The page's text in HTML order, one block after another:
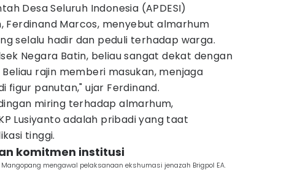
Desa Seluruh Indonesia (APDESI)
Ferdinand Marcos, menyebut almarhum
selalu hadir dan peduli terhadap warga.
Negara Batin, beliau sangat dekat dengan
rajin memberi masukan, menjaga
figur panutan," ujar Ferdinand.
miring terhadap almarhum,
Lusiyanto adalah pribadi yang taat
tinggi.
komitmen institusi
Mangopang mengawal pelaksanaan ekshumasi jenazah Brigpol EA.